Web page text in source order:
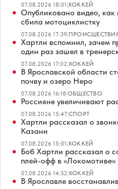
07.08.2026 18:01|ХОККЕЙ
Опубликовано видео, как
сбила мотоциклистку
07.08.2026 17:39|
Хартли вспомнил, зачем
один раз зашел в
07.08.2026 17:02|ХОККЕЙ
В Ярославской области
почву и озеро Неро
07.08.2026 16:18|ОБЩЕСТВО
Россияне увеличивают
07.08.2026 15:47|СПОРТ
Хартли рассказал о
Казани
07.08.2026 15:01|ХОККЕЙ
Боб Хартли рассказал о
плей-офф в «Локомотиве»
07.08.2026 14:52|ХОККЕЙ
В Ярославле